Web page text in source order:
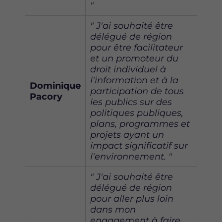
"
Dominique
Pacory
" J'ai souhaité être
délégué de région
pour être facilitateur
et un promoteur du
droit individuel à
l'information et à la
participation de tous
les publics sur des
politiques publiques,
plans, programmes et
projets ayant un
impact significatif sur
l'environnement. "
" J'ai souhaité être
délégué de région
pour aller plus loin
dans mon